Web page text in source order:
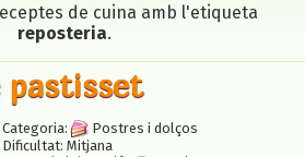
de cuina amb l'etiqueta
reposteria.
pastisset
Categoria:
Postres i dolços
Dificultat: Mitjana